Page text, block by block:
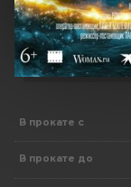
В прокате с
В прокате до